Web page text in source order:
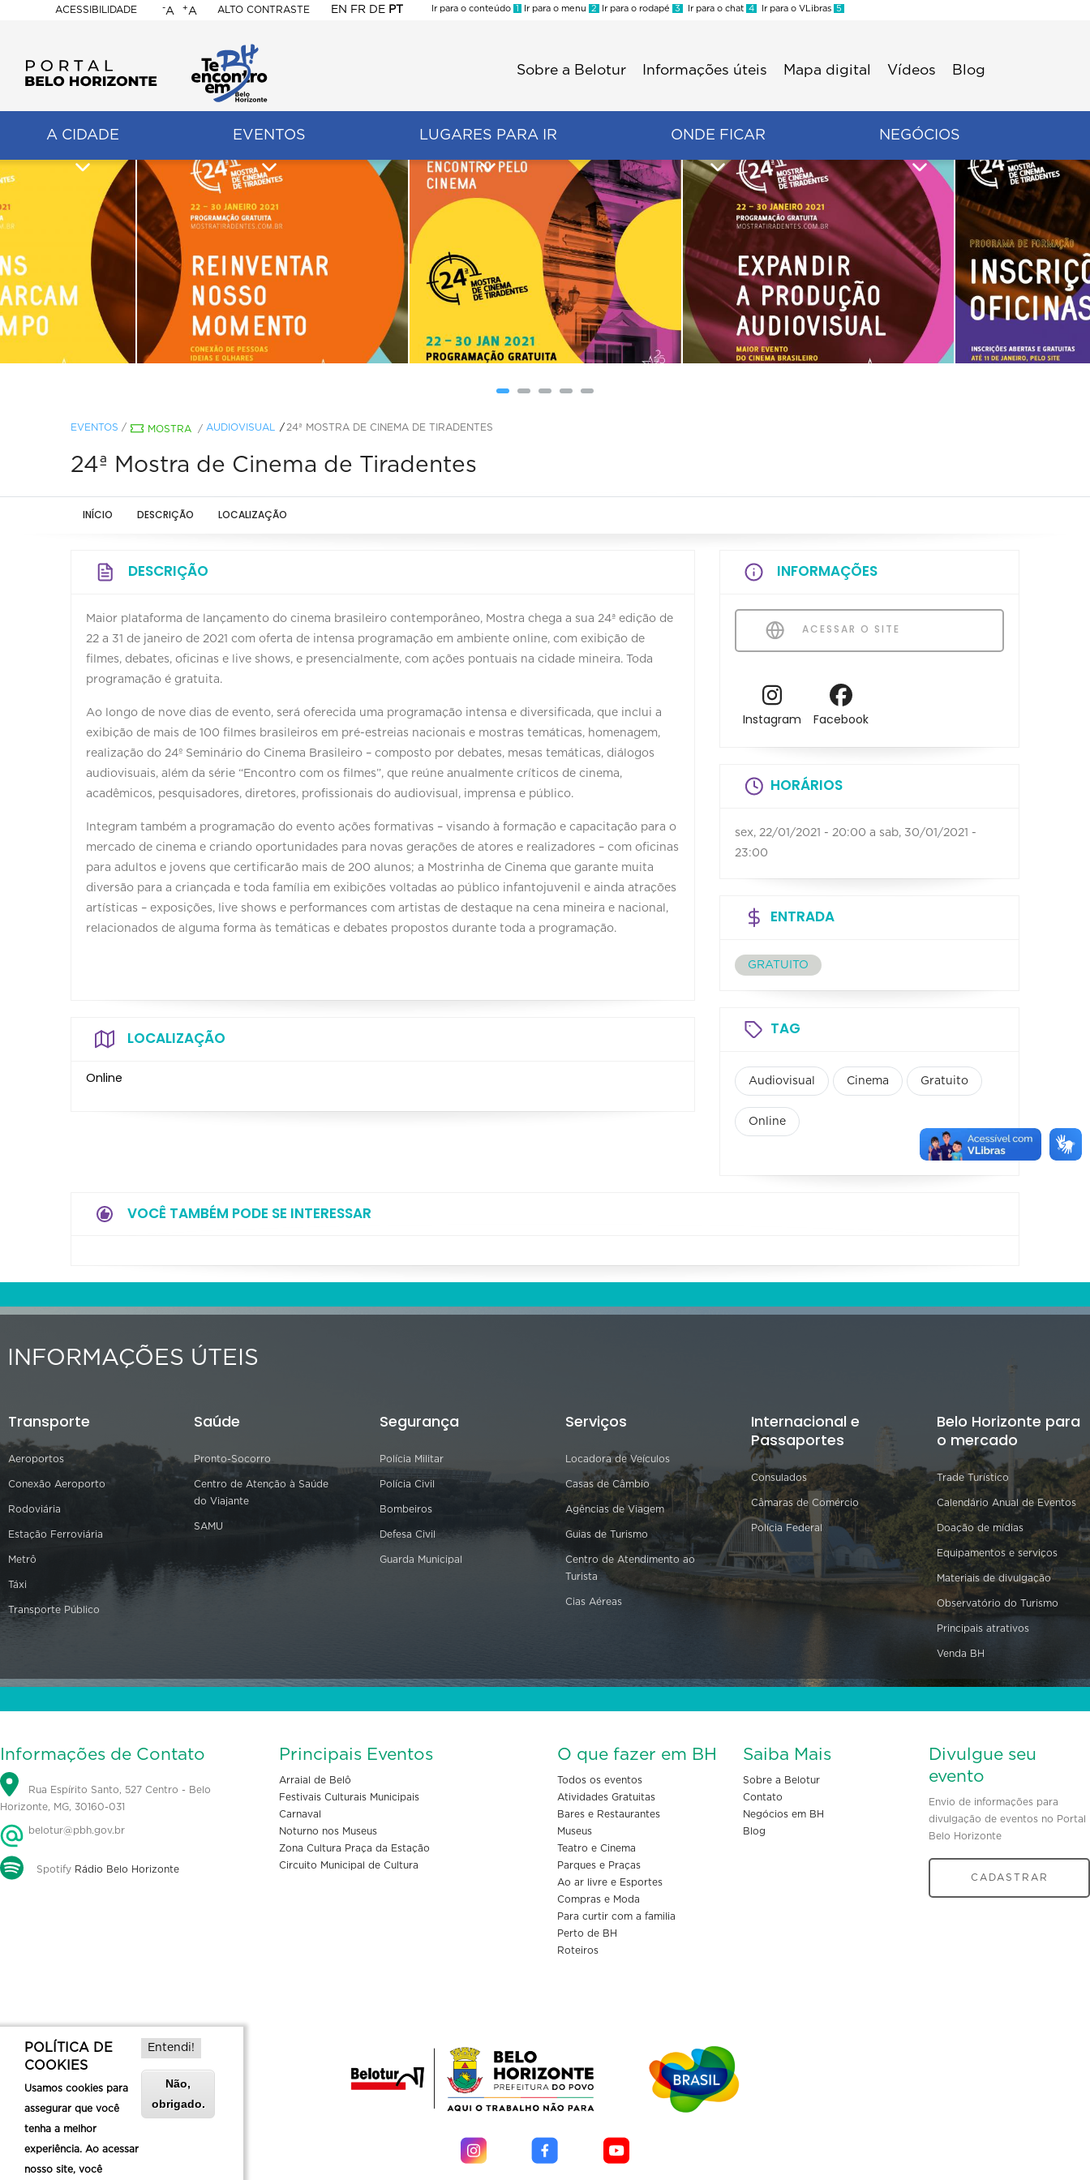
ACESSIBILIDADE
BELO
HORIZONTE
-A +A ALTO CONTRASTE EN FR DE PT
Ir para o conteúdo 1 Ir para o menu 2 Ir para o rodapé 3 Ir para o chat 4 Ir para o VLibras 5
Sobre a Belotur Informações úteis Mapa digital Vídeos Blog
A CIDADE EVENTOS LUGARES PARA IR ONDE FICAR NEGÓCIOS
EVENTOS / MOSTRA / AUDIOVISUAL 24ª MOSTRA DE CINEMA DE TIRADENTES
24ª Mostra de Cinema de Tiradentes
INÍCIO DESCRIÇÃO LOCALIZAÇÃO
DESCRIÇÃO
Maior plataforma de lançamento do cinema brasileiro contemporâneo, Mostra chega a sua 24ª edição de
22 a 31 de janeiro de 2021 com oferta de intensa programação em ambiente online, com exibição de
filmes, debates, oficinas e live shows, e presencialmente, com ações pontuais na cidade mineira. Toda
programação é gratuita.
Ao longo de nove dias de evento, será oferecida uma programação intensa e diversificada, que inclui a
exibição de mais de 100 filmes brasileiros em pré-estreias nacionais e mostras temáticas, homenagem,
realização do 24º Seminário do Cinema Brasileiro – composto por debates, mesas temáticas, diálogos
audiovisuais, além da série “Encontro com os filmes”, que reúne anualmente críticos de cinema,
acadêmicos, pesquisadores, diretores, profissionais do audiovisual, imprensa e público.
Integram também a programação do evento ações formativas – visando à formação e capacitação para o
mercado de cinema e criando oportunidades para novas gerações de atores e realizadores – com oficinas
para adultos e jovens que certificarão mais de 200 alunos; a Mostrinha de Cinema que garante muita
diversão para a criançada e toda família em exibições voltadas ao público infantojuvenil e ainda atrações
artísticas – exposições, live shows e performances com artistas de destaque na cena mineira e nacional,
relacionados de alguma forma às temáticas e debates propostos durante toda a programação.
LOCALIZAÇÃO
Online
INFORMAÇÕES
ACESSAR O SITE
Instagram Facebook
HORÁRIOS
sex, 22/01/2021 - 20:00 a sab, 30/01/2021 -
23:00
ENTRADA
GRATUITO
TAG
Audiovisual Cinema Gratuito
Online
VOCÊ TAMBÉM PODE SE INTERESSAR
INFORMAÇÕES ÚTEIS
Transporte
Aeroportos
Conexão Aeroporto
Rodoviária
Estação Ferroviária
Metrô
Táxi
Transporte Público
Saúde
Pronto-Socorro
Centro de Atenção à Saúde
do Viajante
SAMU
Segurança
Polícia Militar
Polícia Civil
Bombeiros
Defesa Civil
Guarda Municipal
Serviços
Locadora de Veículos
Casas de Câmbio
Agências de Viagem
Guias de Turismo
Centro de Atendimento ao
Turista
Cias Aéreas
Internacional e
Passaportes
Consulados
Câmaras de Comércio
Polícia Federal
Belo Horizonte para
o mercado
Trade Turístico
Calendário Anual de Eventos
Doação de mídias
Equipamentos e serviços
Materiais de divulgação
Observatório do Turismo
Principais atrativos
Venda BH
Informações de Contato
Rua Espírito Santo, 527 Centro - Belo
Horizonte, MG, 30160-031
belotur@pbh.gov.br
Spotify Rádio Belo Horizonte
Principais Eventos
Arraial de Belô
Festivais Culturais Municipais
Carnaval
Noturno nos Museus
Zona Cultura Praça da Estação
Circuito Municipal de Cultura
O que fazer em BH
Todos os eventos
Atividades Gratuitas
Bares e Restaurantes
Museus
Teatro e Cinema
Parques e Praças
Ao ar livre e Esportes
Compras e Moda
Para curtir com a familia
Perto de BH
Roteiros
Saiba Mais
Sobre a Belotur
Contato
Negócios em BH
Blog
Divulgue seu
evento
Envio de informações para
divulgação de eventos no Portal
Belo Horizonte
CADASTRAR
POLÍTICA DE
COOKIES
Usamos cookies para
assegurar que você
tenha a melhor
experiência. Ao acessar
nosso site, você
Entendi!
Não,
obrigado.